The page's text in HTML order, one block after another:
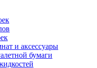
и аксессуары
бумаги